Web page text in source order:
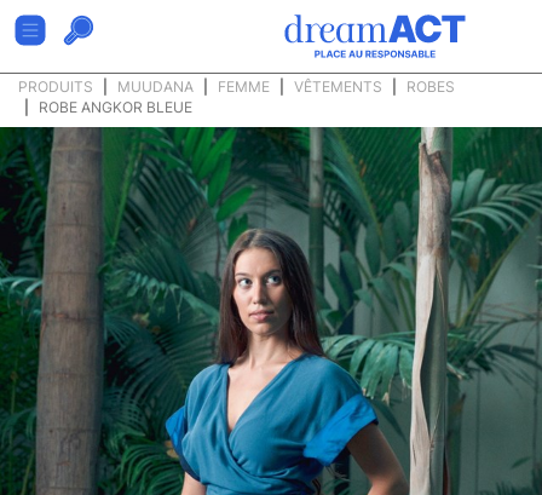
PRODUITS MUUDANA FEMME VÊTEMENTS
ROBES
ROBE ANGKOR BLEUE